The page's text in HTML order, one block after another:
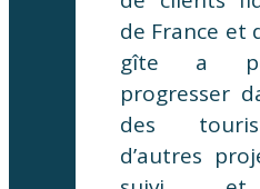
de France et
gîte a
progresser
des
d’autres